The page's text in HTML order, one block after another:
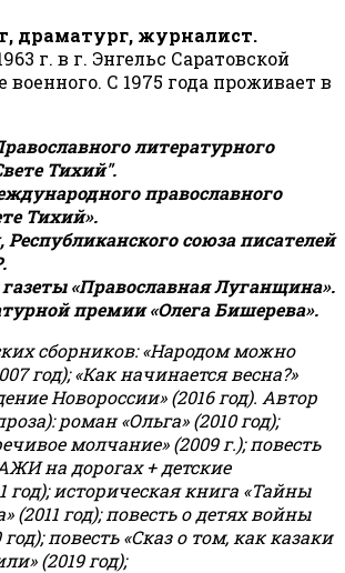
драматург, журналист.
г. в г. Энгельс Саратовской
военного. С 1975 года проживает в
литературного
Тихий".
православного
Тихий».
Республиканского союза писателей
«Православная Луганщина».
премии «Олега Бишерева».
сборников: «Народом можно
год); «Как начинается весна?»
Новороссии» (2016 год). Автор
роман «Ольга» (2010 год);
молчание» (2009 г.); повесть
на дорогах + детские
год); историческая книга «Тайны
(2011 год); повесть о детях войны
год); повесть «Сказ о том, как казаки
(2019 год);